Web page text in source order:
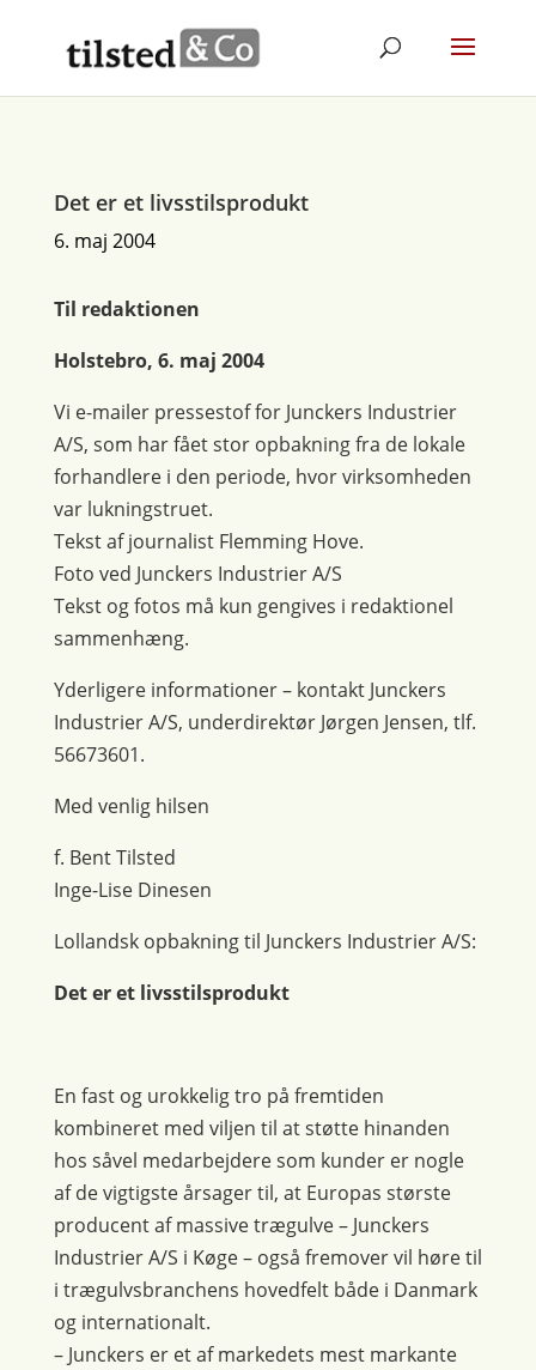
Det er et livsstilsprodukt
6. maj 2004
Til redaktionen
Holstebro, 6. maj 2004
Vi e-mailer pressestof for Junckers Industrier
A/S, som har fået stor opbakning fra de lokale
forhandlere i den periode, hvor virksomheden
var lukningstruet.
Tekst af journalist Flemming Hove.
Foto ved Junckers Industrier A/S
Tekst og fotos må kun gengives i redaktionel
sammenhæng.
Yderligere informationer – kontakt Junckers
Industrier A/S, underdirektør Jørgen Jensen, tlf.
56673601.
Med venlig hilsen
f. Bent Tilsted
Inge-Lise Dinesen
Lollandsk opbakning til Junckers Industrier A/S:
Det er et livsstilsprodukt
En fast og urokkelig tro på fremtiden
kombineret med viljen til at støtte hinanden
hos såvel medarbejdere som kunder er nogle
af de vigtigste årsager til, at Europas største
producent af massive trægulve – Junckers
Industrier A/S i Køge – også fremover vil høre til
i trægulvsbranchens hovedfelt både i Danmark
og internationalt.
– Junckers er et af markedets mest markante